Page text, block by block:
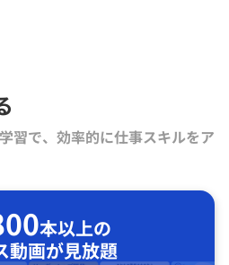
習で、効率的に仕事スキルをア
本以上の
動画が見放題